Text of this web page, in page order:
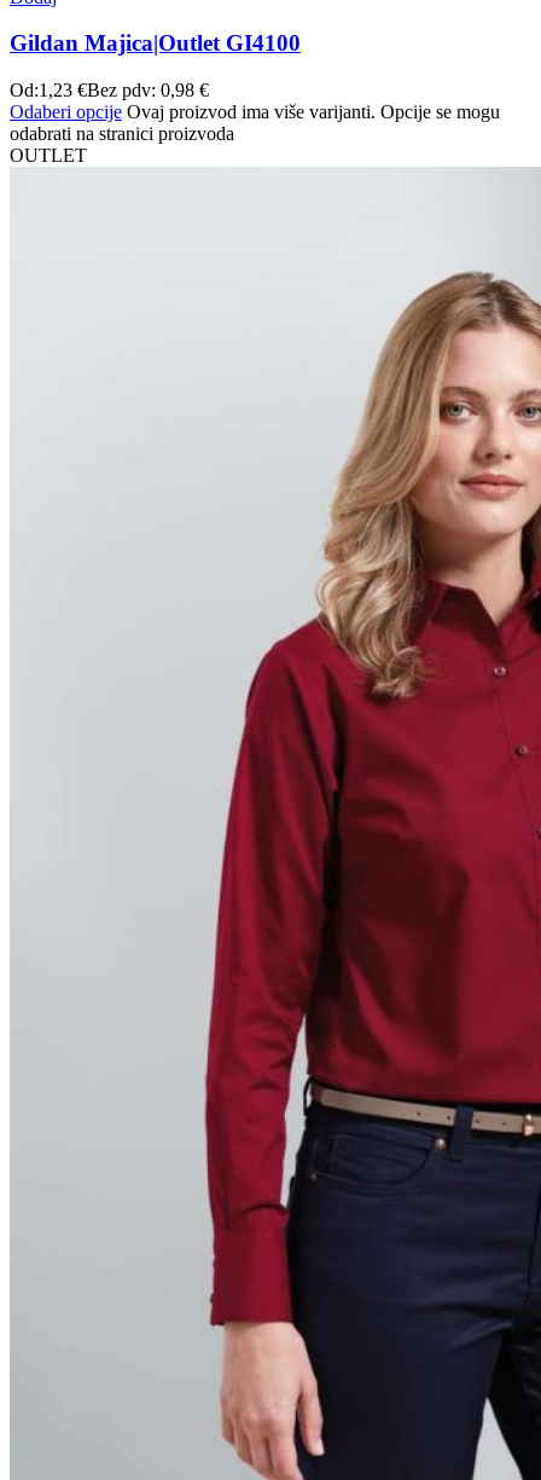
Gildan Majica|Outlet GI4100
Od:1,23 €Bez pdv: 0,98 €
Odaberi opcije Ovaj proizvod ima više varijanti. Opcije se mogu
odabrati na stranici proizvoda
OUTLET